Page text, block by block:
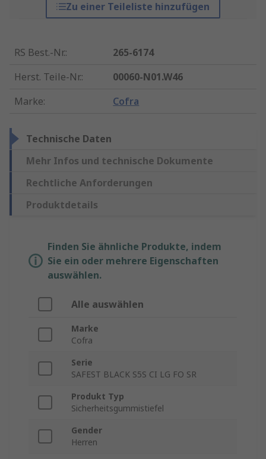
Zu einer Teileliste hinzufügen
RS Best.-Nr.:
265-6174
Herst. Teile-Nr.:
00060-N01.W46
Marke: Cofra
Technische Daten
Mehr Infos und technische Dokumente
Rechtliche Anforderungen
Produktdetails
Finden Sie ähnliche Produkte, indem
Sie ein oder mehrere Eigenschaften
auswählen.
Alle auswählen
Marke
Cofra
Serie
SAFEST BLACK S5S CI LG FO SR
Produkt Typ
Sicherheitsgummistiefel
Gender
Herren